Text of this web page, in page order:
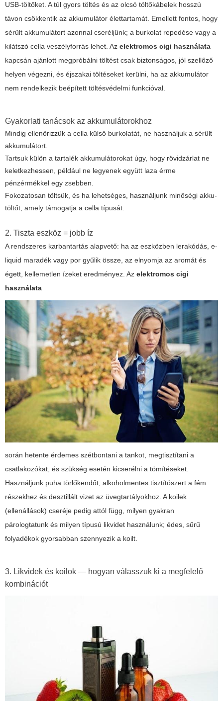
USB-töltőket. A túl gyors töltés és az olcsó töltőkábelek hosszú
távon csökkentik az akkumulátor élettartamát. Emellett fontos, hogy
sérült akkumulátort azonnal cseréljünk; a burkolat repedése vagy a
kilátszó cella veszélyforrás lehet. Az elektromos cigi használata
kapcsán ajánlott megpróbálni töltést csak biztonságos, jól szellőző
helyen végezni, és éjszakai töltéseket kerülni, ha az akkumulátor
nem rendelkezik beépített töltésvédelmi funkcióval.
Gyakorlati tanácsok az akkumulátorokhoz
Mindig ellenőrizzük a cella külső burkolatát, ne használjuk a sérült
akkumulátort.
Tartsuk külön a tartalék akkumulátorokat úgy, hogy rövidzárlat ne
keletkezhessen, például ne legyenek együtt laza érme
pénzérmékkel egy zsebben.
Fokozatosan töltsük, és ha lehetséges, használjunk minőségi akku-
töltőt, amely támogatja a cella típusát.
2. Tiszta eszköz = jobb íz
A rendszeres karbantartás alapvető: ha az eszközben lerakódás, e-
liquid maradék vagy por gyűlik össze, az elnyomja az aromát és
égett, kellemetlen ízeket eredményez. Az elektromos cigi
használata
során hetente érdemes szétbontani a tankot, megtisztítani a
csatlakozókat, és szükség esetén kicserélni a tömítéseket.
Használjunk puha törlőkendőt, alkoholmentes tisztítószert a fém
részekhez és desztillált vizet az üvegtartályokhoz. A koilek
(ellenállások) cseréje pedig attól függ, milyen gyakran
párologtatunk és milyen típusú likvidet használunk; édes, sűrű
folyadékok gyorsabban szennyezik a koilt.
3. Likvidek és koilok — hogyan válasszuk ki a megfelelő
kombinációt